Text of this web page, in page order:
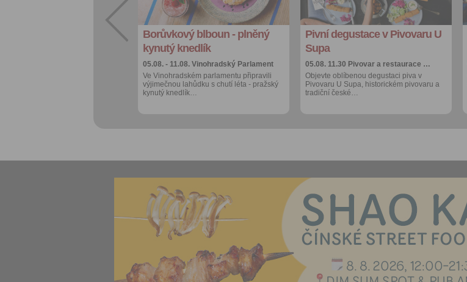
Borůvkový blboun - plněný
kynutý knedlík
05.08. - 11.08. Vinohradský Parlament
Ve Vinohradském parlamentu připravili
výjimečnou lahůdku s chutí léta - pražský
kynutý knedlík…
export do
kalendáře
Více výhod pro
přihlášené
Pivní degustace v Pivovaru U
Supa
05.08. 11.30 Pivovar a restaurace …
Objevte oblíbenou degustaci piva v
Pivovaru U Supa, historickém pivovaru a
tradiční české…
export do
kalendáře
Více výhod pro